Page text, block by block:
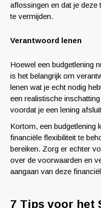
aflossingen en dat je
te vermijden.
Verantwoord lenen
Hoewel een budgetlening
is het belangrijk om
lenen wat je echt nodig
een realistische
voordat je een lening
Kortom, een budgetlening
financiële flexibiliteit te
bereiken. Zorg er echter
over de voorwaarden en
aangaan van deze
7 Tips voor het